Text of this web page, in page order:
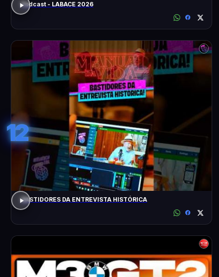
Podcast - LABACE 2026
12
BASTIDORES DA ENTREVISTA HISTÓRICA